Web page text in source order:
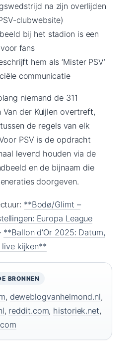
na zijn overlijden
clubwebsite)
bij het stadion is een
fans
hem als ‘Mister PSV’
communicatie
niemand de 311
Van der Kuijlen overtreft,
de regels van elk
PSV is de opdracht
levend houden via de
en de bijnaam die
doorgeven.
**Bodø/Glimt –
Europa League
· **Ballon d’Or 2025: Datum,
live kijken**
BRONNEN
, deweblogvanhelmond.nl,
, reddit.com, historiek.net,